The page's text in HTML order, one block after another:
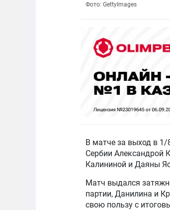
Фото: GettyImages
В матче за выход в 1/
Сербии Александрой
Калининой и Даяны
Матч выдался
партии, Данилина и
свою пользу с